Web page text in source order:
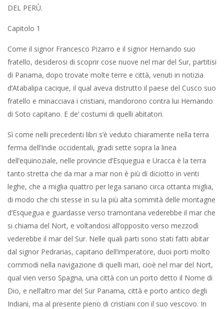
DEL PERÙ.
Capitolo 1
Come il signor Francesco Pizarro e il signor Hernando suo
fratello, desiderosi di scoprir cose nuove nel mar del Sur, partitisi
di Panama, dopo trovate molte terre e città, venuti in notizia
d’Atabalipa cacique, il qual aveva distrutto il paese del Cusco suo
fratello e minacciava i cristiani, mandorono contra lui Hernando
di Soto capitano. E de’ costumi di quelli abitatori.
Sì come nelli precedenti libri s’è veduto chiaramente nella terra
ferma dell’Indie occidentali, gradi sette sopra la linea
dell’equinoziale, nelle provincie d’Esquegua e Uracca è la terra
tanto stretta che da mar a mar non è più di diciotto in venti
leghe, che a miglia quattro per lega sariano circa ottanta miglia,
di modo che chi stesse in su la più alta sommità delle montagne
d’Esquegua e guardasse verso tramontana vederebbe il mar che
si chiama del Nort, e voltandosi all’opposito verso mezzodì
vederebbe il mar del Sur. Nelle quali parti sono stati fatti abitar
dal signor Pedrarias, capitano dell’imperatore, duoi porti molto
commodi nella navigazione di quelli mari, cioè nel mar del Nort,
qual vien verso Spagna, una città con un porto detto il Nome di
Dio, e nell’altro mar del Sur Panama, città e porto antico degli
Indiani, ma al presente pieno di cristiani con il suo vescovo. In